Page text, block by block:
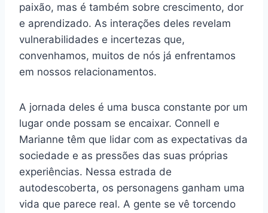
paixão, mas é também sobre crescimento, dor
e aprendizado. As interações deles revelam
vulnerabilidades e incertezas que,
convenhamos, muitos de nós já enfrentamos
em nossos relacionamentos.
A jornada deles é uma busca constante por um
lugar onde possam se encaixar. Connell e
Marianne têm que lidar com as expectativas da
sociedade e as pressões das suas próprias
experiências. Nessa estrada de
autodescoberta, os personagens ganham uma
vida que parece real. A gente se vê torcendo